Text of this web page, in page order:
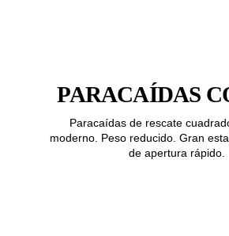
PARACAÍDAS
Paracaídas de rescate
moderno. Peso reducido. Gran
de apertura rápido.